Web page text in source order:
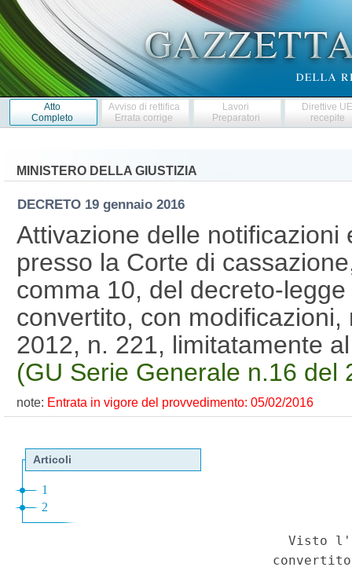
Atto
Completo
Avviso di rettifica
Errata corrige
Lavori
Preparatori
Direttive
recepite
MINISTERO DELLA GIUSTIZIA
DECRETO 19 gennaio 2016
Attivazione delle
presso la Corte di
comma 10, del decreto-
convertito, con
2012, n. 221, limitatamente
(GU Serie Generale n.16 del
note: Entrata in vigore del provvedimento: 05/02/2016